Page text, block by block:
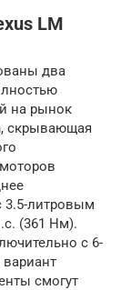
LM
два
на рынок
скрывающая
3.5-литровым
(361 Нм).
с 6-
смогут